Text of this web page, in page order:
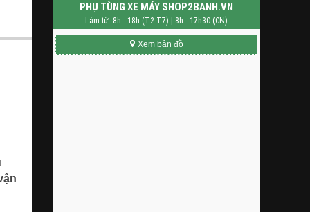
PHỤ TÙNG XE MÁY SHOP2BANH.VN
Làm từ: 8h - 18h (T2-T7) | 8h - 17h30 (CN)
Xem bản đồ